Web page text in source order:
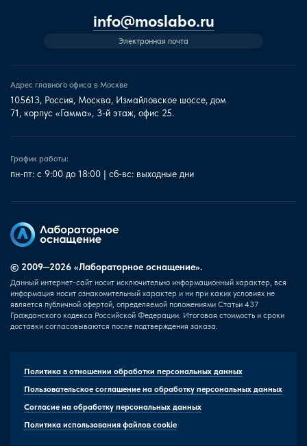
info@moslabo.ru
Электронная почта
Адрес главного офиса в Москве
105613, Россия, Москва, Измайловское шоссе, дом
71, корпус «Гамма», 3-й этаж, офис 25.
График работы:
пн-пт: с 9:00 до 18:00 | сб-вс: выходные дни
© 2009—2026 «Лабораторное оснащение».
Данный интернет-сайт носит исключительно информационный характер, вся
информация носит ознакомительный характер и ни при каких условиях не
является публичной офертой, определяемой положениями Статьи 437
Гражданского кодекса Российской Федерации. Итоговая стоимость и сроки
доставки согласовываются после подтверждения заказа.
Политика в отношении обработки персональных данных
Пользовательское соглашение на обработку персональных данных
Согласие на обработку персональных данных
Политика использования файлов cookie